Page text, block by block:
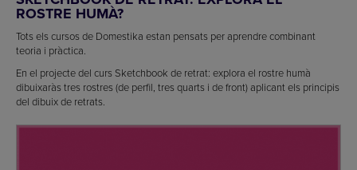
ROSTRE HUMÀ?
Tots els cursos de Domestika estan pensats per aprendre combinant
teoria i pràctica.
En el projecte del curs Sketchbook de retrat: explora el rostre humà
dibuixaràs tres rostres (de perfil, tres quarts i de front) aplicant els principis
del dibuix de retrats.